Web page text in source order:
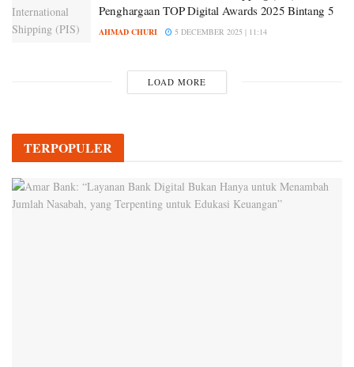
Penghargaan TOP Digital Awards 2025 Bintang 5
AHMAD CHURI 5 DECEMBER 2025 | 11:14
LOAD MORE
TERPOPULER